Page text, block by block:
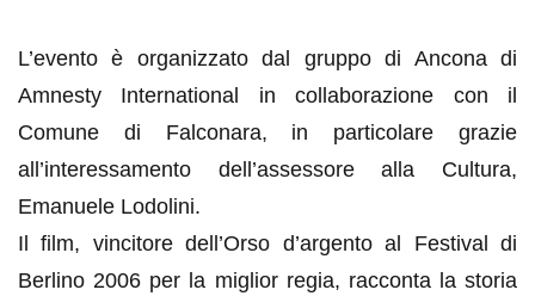
L’evento è organizzato dal gruppo di Ancona di
Amnesty International in collaborazione con il
Comune di Falconara, in particolare grazie
all’interessamento dell’assessore alla Cultura,
Emanuele Lodolini.
Il film, vincitore dell’Orso d’argento al Festival di
Berlino 2006 per la miglior regia, racconta la storia